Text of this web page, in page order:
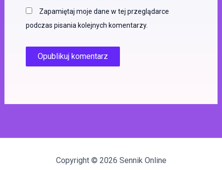
Zapamiętaj moje dane w tej przeglądarce
podczas pisania kolejnych komentarzy.
Copyright © 2026 Sennik Online